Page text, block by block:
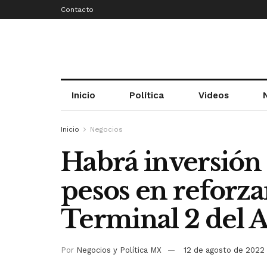
Contacto
Inicio Política Videos
Inicio Negocios
Habrá
pesos en
Terminal 2 del
Por Negocios y Política MX 12 de agosto de 2022